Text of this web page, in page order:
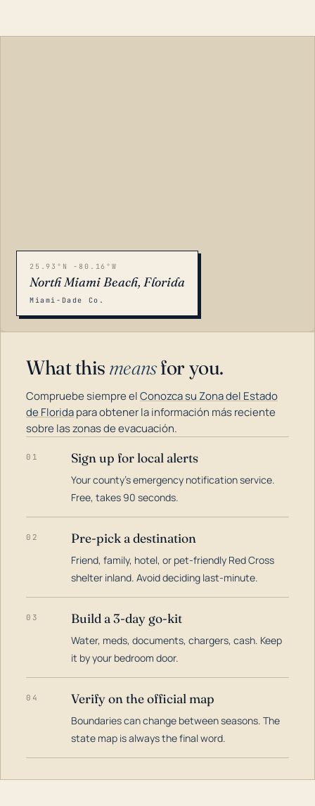
25.93°N -80.16°W
North Miami Beach, Florida
Miami-Dade Co.
What this meansfor you.
Compruebe siempre elConozca su Zona del Estado
de Floridapara obtener la información más reciente
sobre las zonas de evacuación.
01 Sign up for local alerts
Your county's emergency notification service.
Free, takes 90 seconds.
02 Pre-pick a destination
Friend, family, hotel, or pet-friendly Red Cross
shelter inland. Avoid deciding last-minute.
03 Build a 3-day go-kit
Water, meds, documents, chargers, cash. Keep
it by your bedroom door.
04 Verify on the official map
Boundaries can change between seasons. The
state map is always the final word.